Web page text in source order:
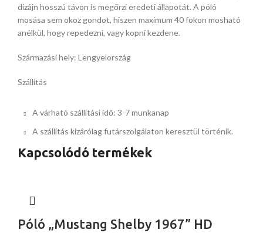
dizájn hosszú távon is megőrzi eredeti állapotát. A póló
mosása sem okoz gondot, hiszen maximum 40 fokon mosható
anélkül, hogy repedezni, vagy kopni kezdene.
Származási hely: Lengyelország
Szállítás
A várható szállítási idő: 3-7 munkanap
A szállítás kizárólag futárszolgálaton keresztül történik.
Kapcsolódó termékek
Póló „Mustang Shelby 1967” HD